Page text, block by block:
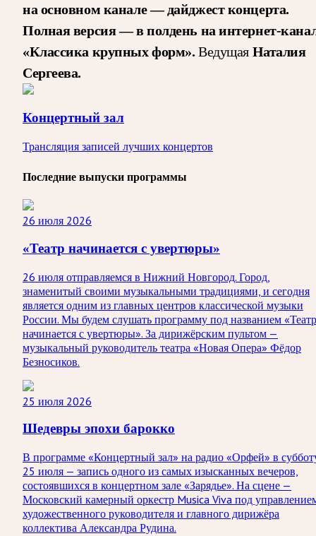
на основном канале — дайджест концерта.
Полная версия — в полдень на интернет-
«Классика крупных форм». Ведущая Наталия
Сергеева.
Концертный зал
Трансляция записей лучших концертов
Последние выпуски программы
26 июля 2026
«Театр начинается с увертюры»
26 июля отправляемся в Нижний Новгород. Город,
знаменитый своими музыкальными традициями, и сегодня
является одним из главных центров классической музыки
России. Мы будем слушать программу под названием «Театр
начинается с увертюры». За дирижёрским пультом —
музыкальный руководитель театра «Новая Опера» Фёдор
Безносиков.
25 июля 2026
Шедевры эпохи барокко
В программе «Концертный зал» на радио «Орфей» в
25 июля — запись одного из самых изысканных вечеров,
состоявшихся в концертном зале «Зарядье». На сцене —
Московский камерный оркестр Musica Viva под
художественного руководителя и главного дирижёра
коллектива Александра Рудина.